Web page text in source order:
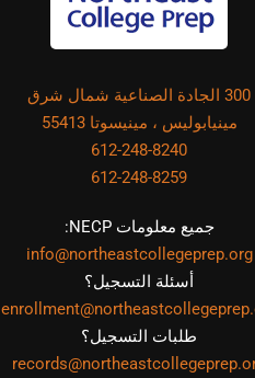
300 الجادة الصناعية شمال شرق
مينيابوليس ، مينيسوتا 55413
612-248-8240
612-248-8259
جميع معلومات NECP:
info@northeastcollegeprep.org
أسئلة التسجيل؟
طلبات التسجيل؟